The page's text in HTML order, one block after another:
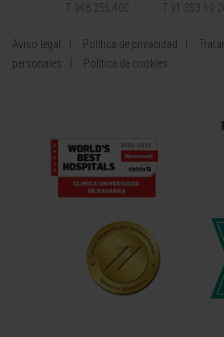
T 948 255 400
T 91 353 19
Aviso legal Política de privacidad
personales
Política de cookies